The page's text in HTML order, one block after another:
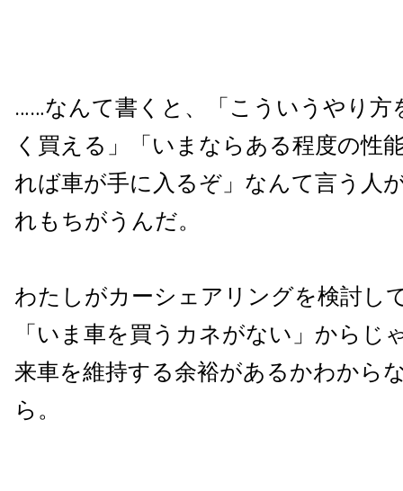
……なんて書くと、「こういうやり方
く買える」「いまならある程度の性
れば車が手に入るぞ」なんて言う人
れもちがうんだ。
わたしがカーシェアリングを検討し
「いま車を買うカネがない」からじ
来車を維持する余裕があるかわから
ら。